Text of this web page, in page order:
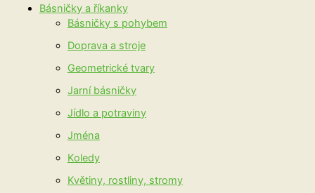
Básničky a říkanky
Básničky s pohybem
Doprava a stroje
Geometrické tvary
Jarní básničky
Jídlo a potraviny
Jména
Koledy
Květiny, rostliny, stromy